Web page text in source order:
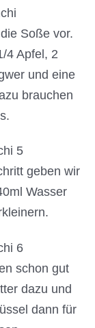
Soße vor.
4 Apfel, 2
und eine
brauchen
geben wir
Wasser
schon gut
dazu und
dann für